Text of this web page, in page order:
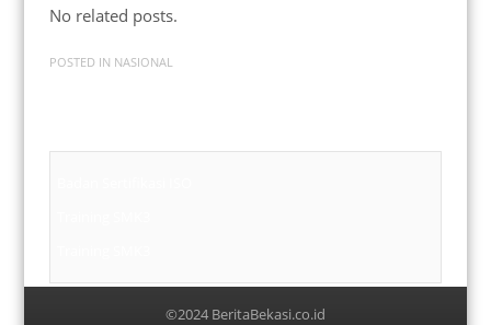
No related posts.
POSTED IN NASIONAL
©2024 BeritaBekasi.co.id